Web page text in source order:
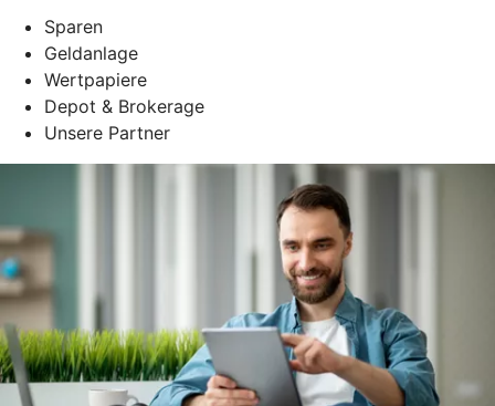
Sparen
Geldanlage
Wertpapiere
Depot & Brokerage
Unsere Partner